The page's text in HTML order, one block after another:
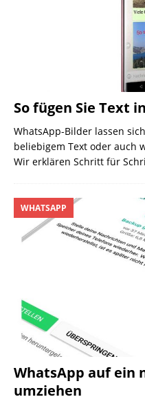
So fügen Sie Text
WhatsApp-Bilder lassen
beliebigem Text oder auch
Wir erklären Schritt für
WhatsApp auf ein
umziehen
WHATSAPP